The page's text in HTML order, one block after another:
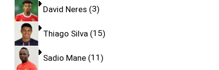
David Neres 3
Thiago Silva 15
Sadio Mane 11